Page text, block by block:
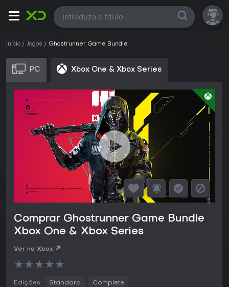
Todas
Início Jogos Ghostrunner Game Bundle
PC Xbox One & Xbox Series
Comprar Ghostrunner Game Bundle
Xbox One & Xbox Series
Ver no Xbox
★★★★★
Edições: Standard Complete